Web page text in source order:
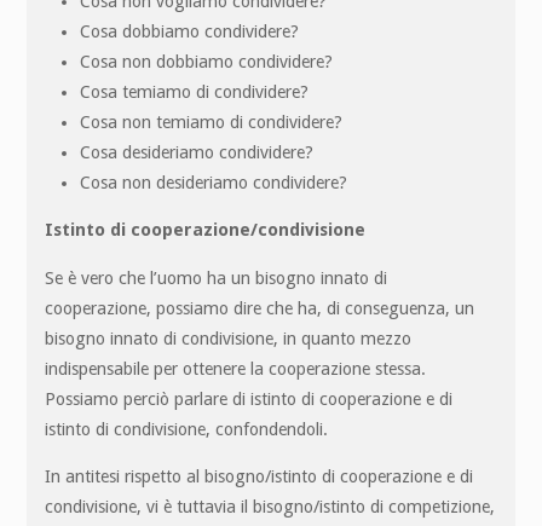
Cosa dobbiamo condividere?
Cosa non dobbiamo condividere?
Cosa temiamo di condividere?
Cosa non temiamo di condividere?
Cosa desideriamo condividere?
Cosa non desideriamo condividere?
Istinto di cooperazione/condivisione
Se è vero che l’uomo ha un bisogno innato di
cooperazione, possiamo dire che ha, di conseguenza, un
bisogno innato di condivisione, in quanto mezzo
indispensabile per ottenere la cooperazione stessa.
Possiamo perciò parlare di istinto di cooperazione e di
istinto di condivisione, confondendoli.
In antitesi rispetto al bisogno/istinto di cooperazione e di
condivisione, vi è tuttavia il bisogno/istinto di competizione,